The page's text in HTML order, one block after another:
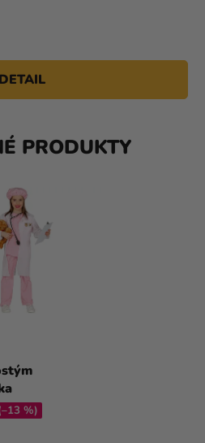
DETAIL
PRODUKTY
%)